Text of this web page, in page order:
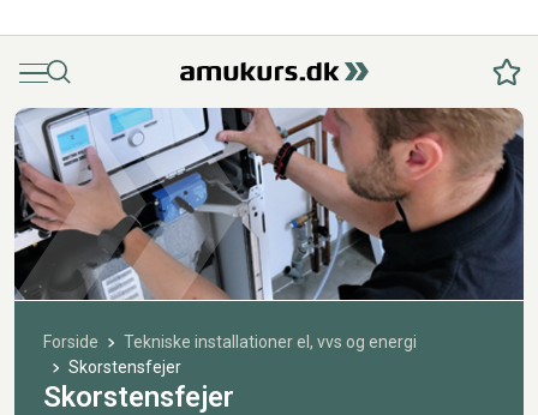
MenuSøg
Forside
Tekniske installationer el, vvs og energi
Skorstensfejer
Skorstensfejer